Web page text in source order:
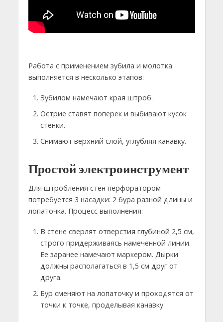
Работа с применением зубила и молотка
выполняется в несколько этапов:
Зубилом намечают края штроб.
Острие ставят поперек и выбивают кусок
стенки.
Снимают верхний слой, углубляя канавку.
Простой электроинструмент
Для штробления стен перфоратором
потребуется 3 насадки: 2 бура разной длины и
лопаточка. Процесс выполнения:
В стене сверлят отверстия глубиной 2,5 см,
строго придерживаясь намеченной линии.
Ее заранее намечают маркером. Дырки
должны располагаться в 1,5 см друг от
друга.
Бур сменяют на лопаточку и проходятся от
точки к точке, проделывая канавку.